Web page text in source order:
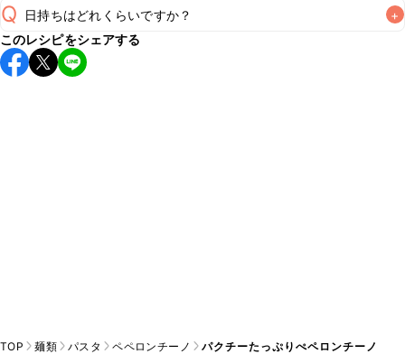
Q 日持ちはどれくらいですか？ +
こちらのレシピは出来たてをお召し上がりいただくことをお
すすめします。
このレシピをシェアする
TOP 麺類 パスタ ペペロンチーノ パクチーたっぷりぺペロンチーノ